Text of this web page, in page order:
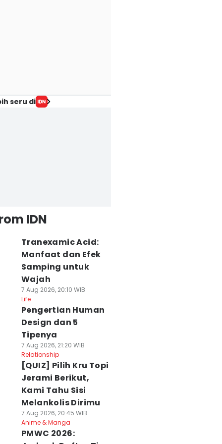
seru di
IDN
Tranexamic Acid:
Manfaat dan Efek
Samping untuk
Wajah
7 Aug 2026, 20:10 WIB
Life
Pengertian Human
Design dan 5
Tipenya
7 Aug 2026, 21:20 WIB
Relationship
[QUIZ] Pilih Kru Topi
Jerami Berikut,
Kami Tahu Sisi
Melankolis Dirimu
7 Aug 2026, 20:45 WIB
Anime & Manga
PMWC 2026: